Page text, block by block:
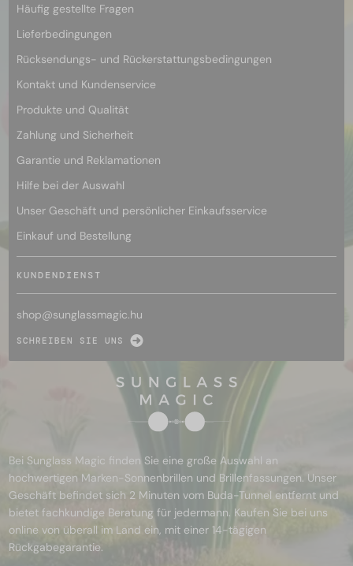
Häufig gestellte Fragen
Lieferbedingungen
Rücksendungs- und Rückerstattungsbedingungen
Kontakt und Kundenservice
Produkte und Qualität
Zahlung und Sicherheit
Garantie und Reklamationen
Hilfe bei der Auswahl
Unser Geschäft und persönlicher Einkaufsservice
Einkauf und Bestellung
KUNDENDIENST
shop@sunglassmagic.hu
SCHREIBEN SIE UNS
Bei Sunglass Magic finden Sie eine große Auswahl an
hochwertigen Marken-Sonnenbrillen und Brillenfassungen. Unser
Geschäft befindet sich 2 Minuten vom Buda-Tunnel entfernt und
bietet fachkundige Beratung für jedermann. Kaufen Sie bei uns
online von überall im Land ein, mit einer 14-tägigen
Rückgabegarantie.